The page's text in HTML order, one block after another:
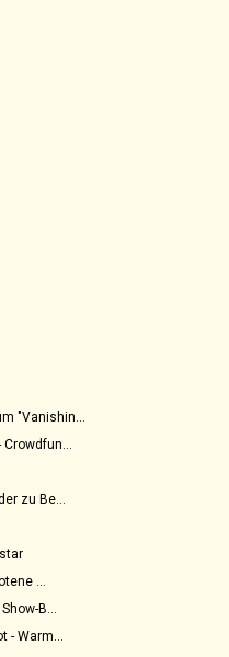
"Vanishin...
zu Be...
...
B...
Warm...